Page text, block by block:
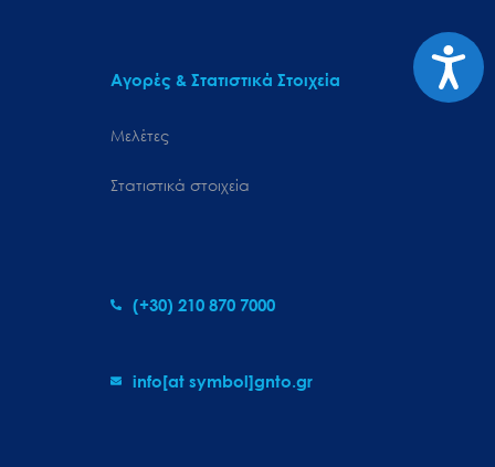
Αγορές & Στατιστικά Στοιχεία
Μελέτες
Στατιστικά στοιχεία
(+30) 210 870 7000
info[at symbol]gnto.gr